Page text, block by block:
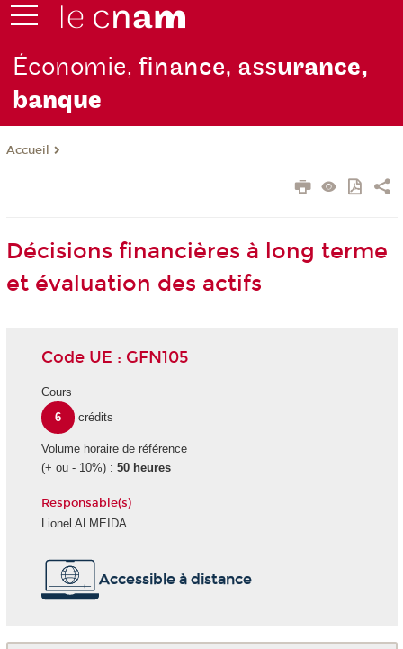
Économie,finance, assurance,
banque
Accueil
Décisions financières à long terme
et évaluation des actifs
Code UE : GFN105
Cours
6
crédits
Volume horaire de référence
(+ ou - 10%) : 50 heures
Responsable(s)
Lionel ALMEIDA
Accessible à distance